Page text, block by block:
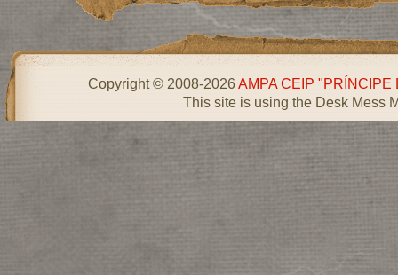
Copyright © 2008-2026AMPA CEIP "PRÍNCIPE
This site is using the Desk Mess